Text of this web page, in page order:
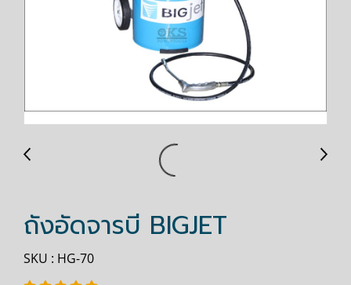
ถังอัดจารบี BIGJET
SKU : HG-70